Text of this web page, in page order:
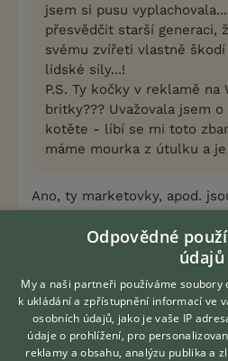
jsem si pusu
přesvědčit starší generaci,
svému zvířeti vlastně
lidské síly...!
P.S. Ty kočky v reklamě na
britky??? Uvažovala jsem
kotěte - líbí se mi toto
máme mourka z útulku a
Ano, ty marketovky, apod.
- prostě, aby to kočky jedly
Dreamies si přivezla jedna
všechny 3 "příchutě"), tak
jsem v obchodě viděla, že
30,- a brali mě mrákoty....
Odpovědné
údajů
My a naši partneři používáme soubory
k ukládání a zpřístupnění informací ve
osobních údajů, jako je vaše IP
údaje o prohlížení, pro
reklamy a obsahu, analýzu publika a